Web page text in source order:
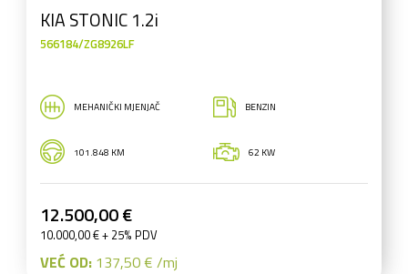
KIA STONIC 1.2i
566184/ZG8926LF
MEHANIČKI MJENJAČ BENZIN
101.848 KM 62 KW
12.500,00 €
10.000,00 € + 25% PDV
VEĆ OD: 137,50 € /mj